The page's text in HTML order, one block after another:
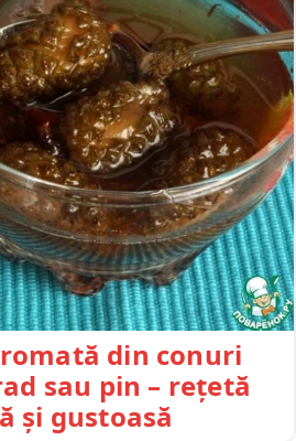
din conuri
sau pin – rețetă
și gustoasă